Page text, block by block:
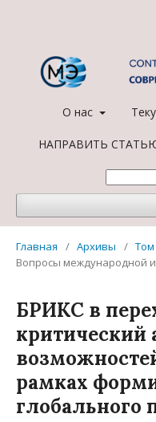
О нас
НАПРАВИТЬ
Главная / Архивы / Том
Вопросы международной
БРИКС в
критический
рамках
глобального